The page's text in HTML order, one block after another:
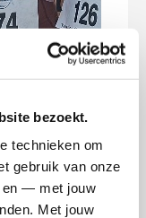
bezoekt.
technieken om
gebruik van onze
en — met jouw
Met jouw
voor het